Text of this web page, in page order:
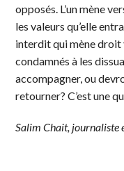
opposés. L’un mène
les valeurs qu’elle
interdit qui mène droit
condamnés à les
accompagner, ou
retourner? C’est une
Salim Chait, journaliste